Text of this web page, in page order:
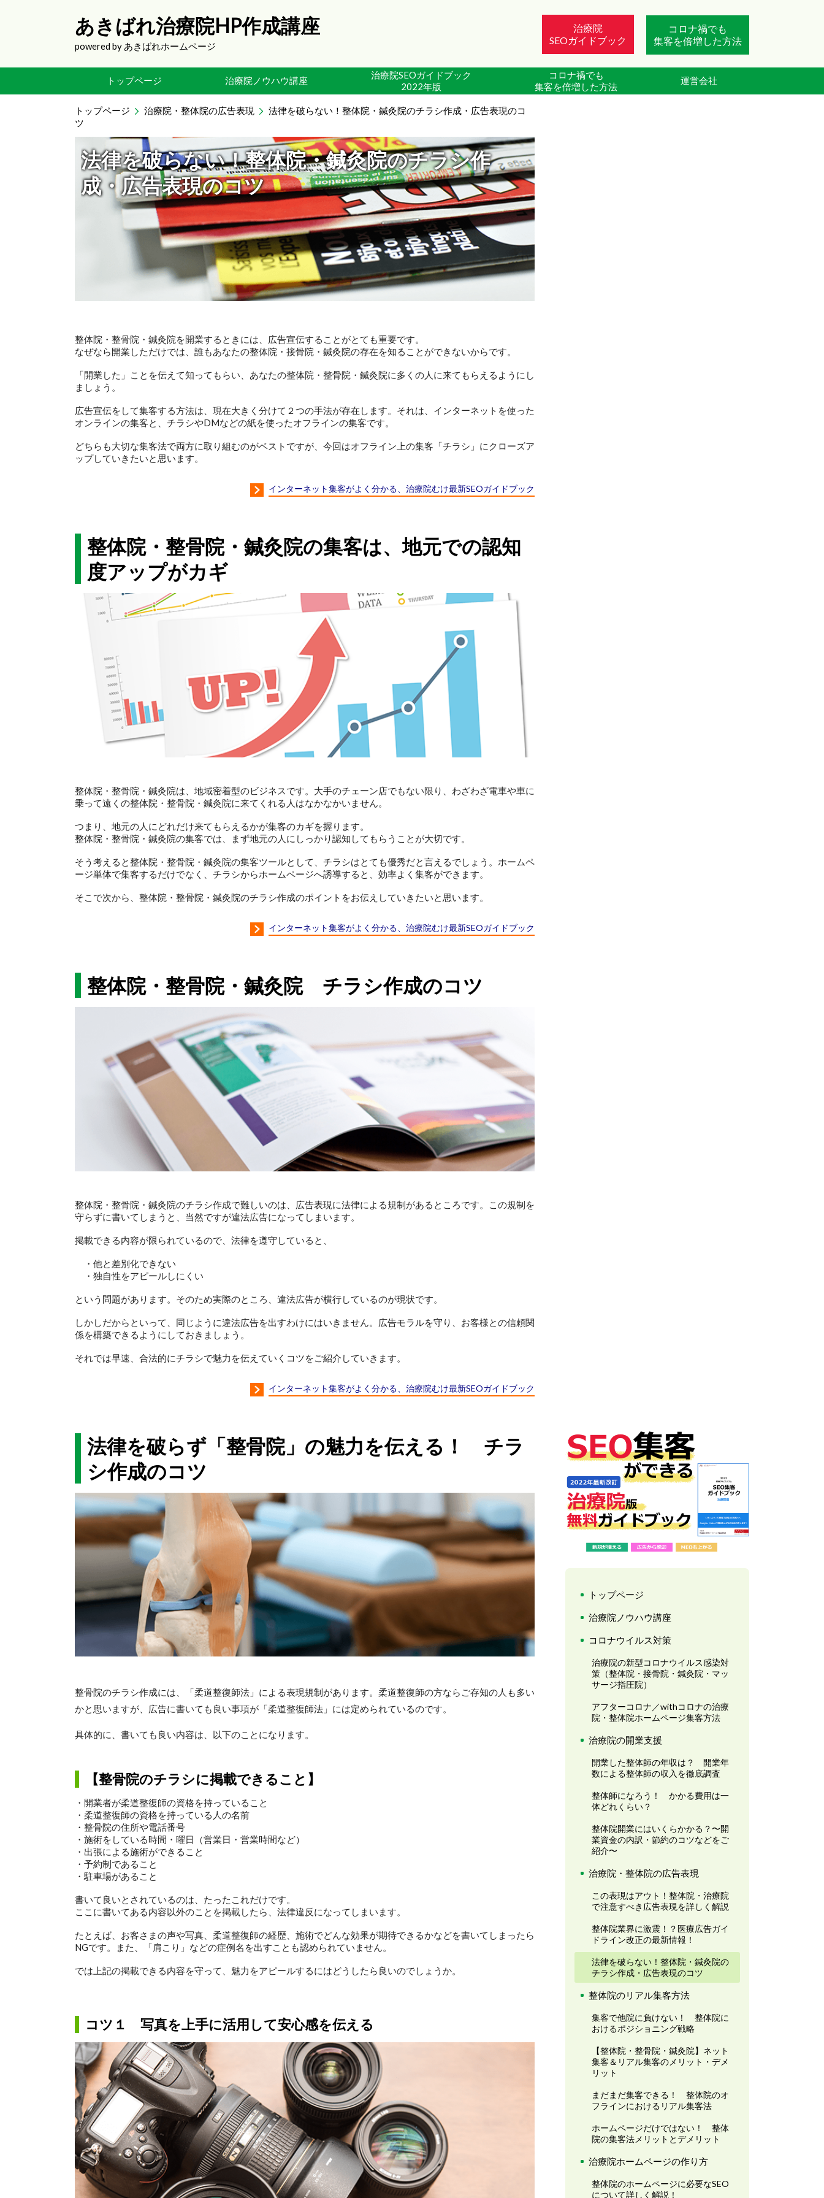
あきばれ治療院HP作成講座
powered by あきばれホームページ
治療院
SEOガイドブック
コロナ禍でも
集客を倍増した方法
トップページ 治療院ノウハウ講座
治療院SEOガイドブック
2022年版
コロナ禍でも
集客を倍増した方法
運営会社
トップページ 治療院・整体院の広告表現
法律を破らない！整体院・鍼灸院のチラシ作成・広告表現のコ
ツ
法律を破らない！整体院・鍼灸院のチラシ作
成・広告表現のコツ
整体院・整骨院・鍼灸院を開業するときには、広告宣伝することがとても重要です。
なぜなら開業しただけでは、誰もあなたの整体院・接骨院・鍼灸院の存在を知ることができないからです。
「開業した」ことを伝えて知ってもらい、あなたの整体院・整骨院・鍼灸院に多くの人に来てもらえるようにし
ましょう。
広告宣伝をして集客する方法は、現在大きく分けて２つの手法が存在します。それは、インターネットを使った
オンラインの集客と、チラシやDMなどの紙を使ったオフラインの集客です。
どちらも大切な集客法で両方に取り組むのがベストですが、今回はオフライン上の集客「チラシ」にクローズア
ップしていきたいと思います。
インターネット集客がよく分かる、 治療院むけ最新SEOガイドブック
整体院・整骨院・鍼灸院の集客は、地元での認知
度アップがカギ
整体院・整骨院・鍼灸院は、地域密着型のビジネスです。大手のチェーン店でもない限り、わざわざ電車や車に
乗って遠くの整体院・整骨院・鍼灸院に来てくれる人はなかなかいません。
つまり、地元の人にどれだけ来てもらえるかが集客のカギを握ります。
整体院・整骨院・鍼灸院の集客では、まず地元の人にしっかり認知してもらうことが大切です。
そう考えると整体院・整骨院・鍼灸院の集客ツールとして、チラシはとても優秀だと言えるでしょう。ホームペ
ージ単体で集客するだけでなく、チラシからホームページへ誘導すると、効率よく集客ができます。
そこで次から、整体院・整骨院・鍼灸院のチラシ作成のポイントをお伝えしていきたいと思います。
インターネット集客がよく分かる、 治療院むけ最新SEOガイドブック
整体院・整骨院・鍼灸院 チラシ作成のコツ
整体院・整骨院・鍼灸院のチラシ作成で難しいのは、広告表現に法律による規制があるところです。この規制を
守らずに書いてしまうと、当然ですが違法広告になってしまいます。
掲載できる内容が限られているので、法律を遵守していると、
・他と差別化できない
・独自性をアピールしにくい
という問題があります。そのため実際のところ、違法広告が横行しているのが現状です。
しかしだからといって、同じように違法広告を出すわけにはいきません。広告モラルを守り、お客様との信頼関
係を構築できるようにしておきましょう。
それでは早速、合法的にチラシで魅力を伝えていくコツをご紹介していきます。
インターネット集客がよく分かる、 治療院むけ最新SEOガイドブック
法律を破らず「整骨院」の魅力を伝える！ チラ
シ作成のコツ
整骨院のチラシ作成には、「柔道整復師法」による表現規制があります。柔道整復師の方ならご存知の人も多い
かと思いますが、広告に書いても良い事項が「柔道整復師法」には定められているのです。
具体的に、書いても良い内容は、以下のことになります。
【整骨院のチラシに掲載できること】
・開業者が柔道整復師の資格を持っていること
・柔道整復師の資格を持っている人の名前
・整骨院の住所や電話番号
・施術をしている時間・曜日（営業日・営業時間など）
・出張による施術ができること
・予約制であること
・駐車場があること
書いて良いとされているのは、たったこれだけです。
ここに書いてある内容以外のことを掲載したら、法律違反になってしまいます。
たとえば、お客さまの声や写真、柔道整復師の経歴、施術でどんな効果が期待できるかなどを書いてしまったら
NGです。また、「肩こり」などの症例名を出すことも認められていません。
では上記の掲載できる内容を守って、魅力をアピールするにはどうしたら良いのでしょうか。
コツ１ 写真を上手に活用して安心感を伝える
トップページ
治療院ノウハウ講座
コロナウイルス対策
治療院の新型コロナウイルス感染対
策（整体院・接骨院・鍼灸院・マッ
サージ指圧院）
アフターコロナ／withコロナの治療
院・整体院ホームページ集客方法
治療院の開業支援
開業した整体師の年収は？ 開業年
数による整体師の収入を徹底調査
整体師になろう！ かかる費用は一
体どれくらい？
整体院開業にはいくらかかる？〜開
業資金の内訳・節約のコツなどをご
紹介〜
治療院・整体院の広告表現
この表現はアウト！整体院・治療院
で注意すべき広告表現を詳しく解説
整体院業界に激震！？医療広告ガイ
ドライン改正の最新情報！
法律を破らない！整体院・鍼灸院の
チラシ作成・広告表現のコツ
整体院のリアル集客方法
集客で他院に負けない！ 整体院に
おけるポジショニング戦略
【整体院・整骨院・鍼灸院】ネット
集客＆リアル集客のメリット・デメ
リット
まだまだ集客できる！ 整体院のオ
フラインにおけるリアル集客法
ホームページだけではない！ 整体
院の集客法メリットとデメリット
治療院ホームページの作り方
整体院のホームページに必要なSEO
について詳しく解説！